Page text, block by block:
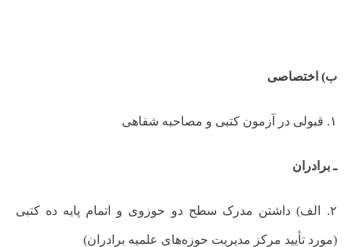
ب) اختصاصی
۱. قبولی در آزمون کتبی و مصاحبه شفاهی
ـ برادران
۲. الف) داشتن مدرک سطح دو حوزوی و اتمام پایه ده کتبی
(مورد تأیید مرکز مدیریت حوزه‌های علمیه برادران)